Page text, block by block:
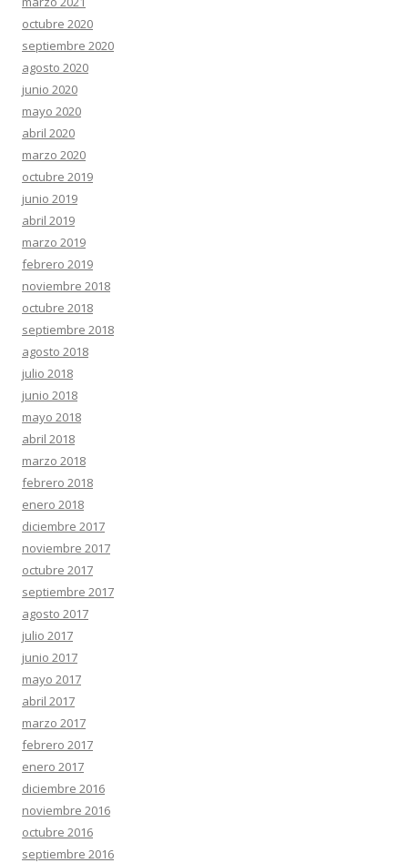
octubre 2020
septiembre 2020
agosto 2020
junio 2020
mayo 2020
abril 2020
marzo 2020
octubre 2019
junio 2019
abril 2019
marzo 2019
febrero 2019
noviembre 2018
octubre 2018
septiembre 2018
agosto 2018
julio 2018
junio 2018
mayo 2018
abril 2018
marzo 2018
febrero 2018
enero 2018
diciembre 2017
noviembre 2017
octubre 2017
septiembre 2017
agosto 2017
julio 2017
junio 2017
mayo 2017
abril 2017
marzo 2017
febrero 2017
enero 2017
diciembre 2016
noviembre 2016
octubre 2016
septiembre 2016